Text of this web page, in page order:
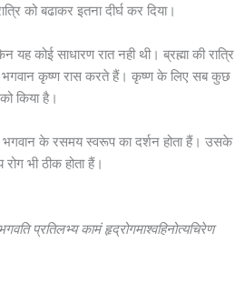
को बढाकर इतना दीर्घ कर दिया।
कोई साधारण रात नही थी। ब्रह्मा की रात्रि
भगवान कृष्ण रास करते हैं। कृष्ण के लिए सब कुछ
किया है।
के रसमय स्वरूप का दर्शन होता हैं। उसके
भी ठीक होता हैं।
प्रतिलभ्य कामं हृद्रोगमाश्वहिनोत्यचिरेण